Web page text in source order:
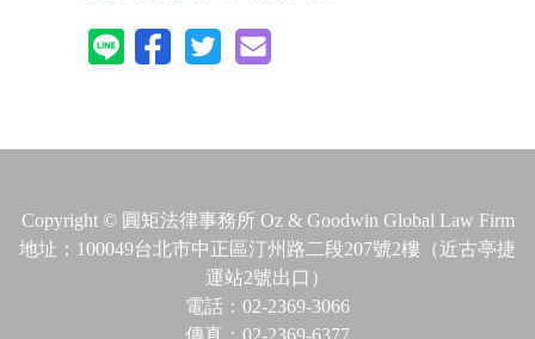
Copyright © 圓矩法律事務所 Oz & Goodwin Global Law Firm
地址：100049台北市中正區汀州路二段207號2樓（近古亭捷
運站2號出口）
電話：02-2369-3066
傳真：02-2369-6377